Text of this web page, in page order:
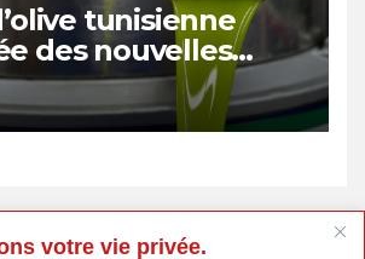
votre vie privée.
tunisienne
des nouvelles
de